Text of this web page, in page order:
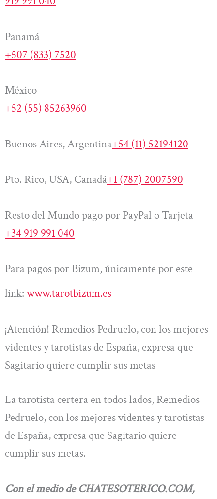
Panamá
+507 (833) 7520
México
+52 (55) 85263960
Buenos Aires, Argentina+54 (11) 52194120
Pto. Rico, USA, Canadá+1 (787) 2007590
Resto del Mundo pago por PayPal o Tarjeta
+34 919 991 040
Para pagos por Bizum, únicamente por este
link: www.tarotbizum.es
¡Atención! Remedios Pedruelo, con los mejores
videntes y tarotistas de España, expresa que
Sagitario quiere cumplir sus metas
La tarotista certera en todos lados, Remedios
Pedruelo, con los mejores videntes y tarotistas
de España, expresa que Sagitario quiere
cumplir sus metas.
Con el medio de CHATESOTERICO.COM,